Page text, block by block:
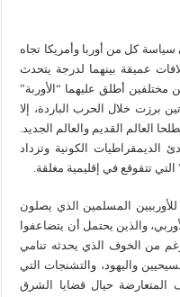
كل من أوربا وأمريكا تجاه
عميقة بينهما لدرجة يتحدث
مختلفين أطلق عليهما “الأوربة”
برزت خلال الحرب الباردة، إلا
العالم القديم والعالم الجديد.
الديمقراطيات الكونية وتزداد
تتقوقع في إقليمية مغلقة.
للأوربيين المسلمين الذي يصلون
الاتحاد الأوربي، والذين يحتمل أن يتضاعفوا
من الخوف الذي يحدثه تنامي
واليهود، والتشنجات التي
حيال قضايا الشرق